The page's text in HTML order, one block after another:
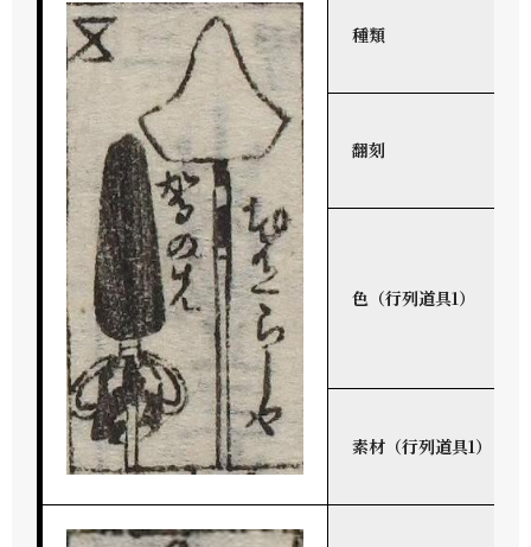
種類
翻刻
色（行列道具1）
素材（行列道具1）